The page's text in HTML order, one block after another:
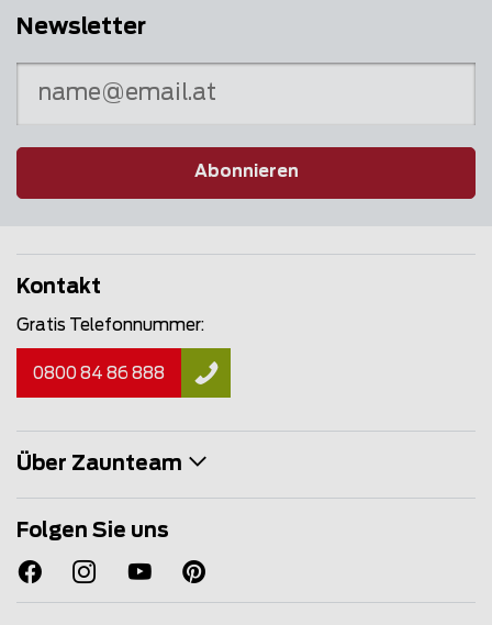
Newsletter
Abonnieren
Kontakt
Gratis Telefonnummer:
0800 84 86 888
Über Zaunteam
Folgen Sie uns